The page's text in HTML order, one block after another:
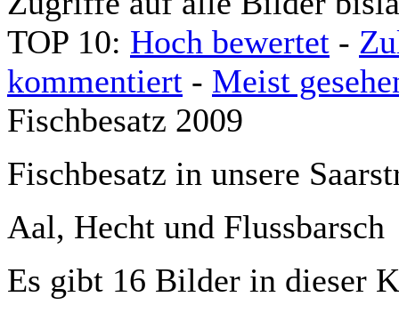
TOP 10: Hoch bewertet -
kommentiert - Meist
Fischbesatz 2009
Fischbesatz in unsere
Aal, Hecht und Flussbarsch
Es gibt 16 Bilder in dieser